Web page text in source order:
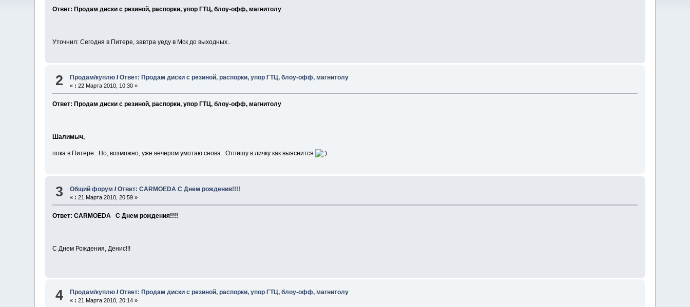
Ответ: Продам диски с резиной, распорки, упор ГТЦ, блоу-офф, магнитолу
Уточнил: Сегодня в Питере, завтра уеду в Мск до выходных..
2 Продам/куплю /Ответ: Продам диски с резиной, распорки, упор ГТЦ, блоу-офф, магнитолу
« : 22 Марта 2010, 10:30 »
Ответ: Продам диски с резиной, распорки, упор ГТЦ, блоу-офф, магнитолу
Шалимыч,
пока в Питере.. Но, возможно, уже вечером умотаю снова.. Отпишу в личку как выяснится
3 Общий форум /Ответ: CARMOEDA С Днем рождения!!!!
« : 21 Марта 2010, 20:59 »
Ответ: CARMOEDA С Днем рождения!!!!
С Днем Рождения, Денис!!!
4 Продам/куплю /Ответ: Продам диски с резиной, распорки, упор ГТЦ, блоу-офф, магнитолу
« : 21 Марта 2010, 20:14 »